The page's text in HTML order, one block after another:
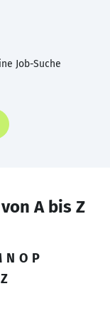
Job-Suche
A bis Z
N O P
Z